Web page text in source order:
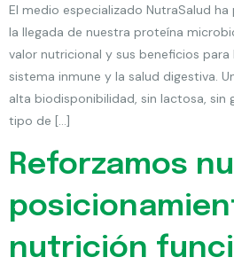
El medio especializado NutraSalud
la llegada de nuestra proteína
valor nutricional y sus beneficios para
sistema inmune y la salud digestiva.
alta biodisponibilidad, sin lactosa,
tipo de […]
Reforzamos
nutrición